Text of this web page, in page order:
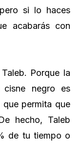
si lo haces
acabarás con
Porque la
negro es
que permita que
hecho, Taleb
de tu tiempo o